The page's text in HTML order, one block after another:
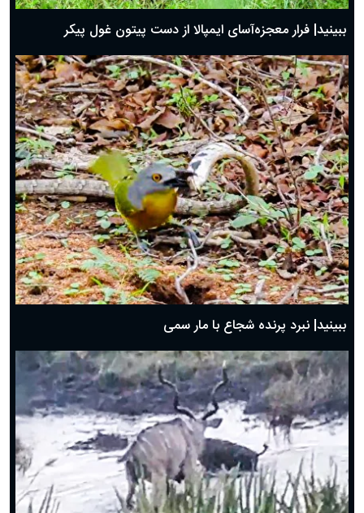
ببینید| فرار معجزه‌آسای ایمپالا از دست پیتون غول پیکر
ببینید| نبرد پرنده شجاع با مار سمی